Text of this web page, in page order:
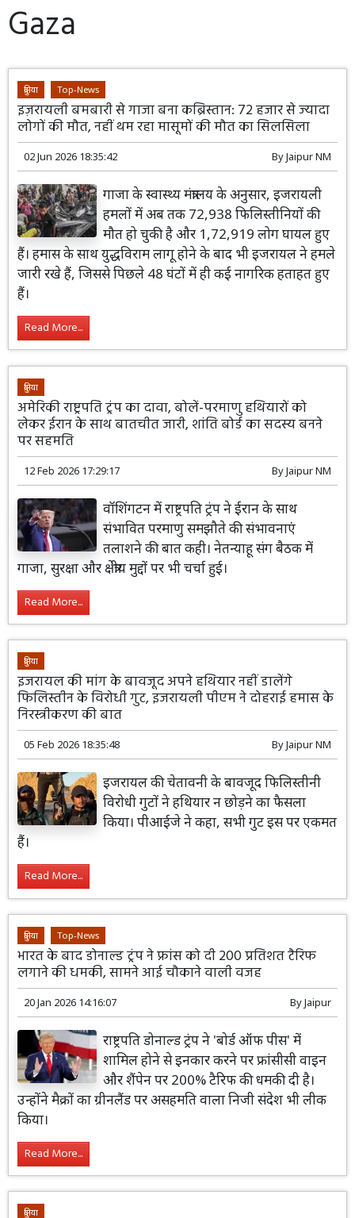
Gaza
दुनिया Top-News
इज़रायली बमबारी से गाजा बना कब्रिस्तान: 72 हजार से ज्यादा
लोगों की मौत, नहीं थम रहा मासूमों की मौत का सिलसिला
02 Jun 2026 18:35:42 ByJaipur NM
गाजा के स्वास्थ्य मंत्रालय के अनुसार, इजरायली
हमलों में अब तक 72,938 फिलिस्तीनियों की
मौत हो चुकी है और 1,72,919 लोग घायल हुए
हैं। हमास के साथ युद्धविराम लागू होने के बाद भी इजरायल ने हमले
जारी रखे हैं, जिससे पिछले 48 घंटों में ही कई नागरिक हताहत हुए
हैं।
Read More...
दुनिया
अमेरिकी राष्ट्रपति ट्रंप का दावा, बोलें-परमाणु हथियारों को
लेकर ईरान के साथ बातचीत जारी, शांति बोर्ड का सदस्य बनने
पर सहमति
12 Feb 2026 17:29:17 ByJaipur NM
वॉशिंगटन में राष्ट्रपति ट्रंप ने ईरान के साथ
संभावित परमाणु समझौते की संभावनाएं
तलाशने की बात कही। नेतन्याहू संग बैठक में
गाजा, सुरक्षा और क्षेत्रीय मुद्दों पर भी चर्चा हुई।
Read More...
दुनिया
इजरायल की मांग के बावजूद अपने हथियार नहीं डालेंगे
फिलिस्तीन के विरोधी गुट, इजरायली पीएम ने दोहराई हमास के
निरस्त्रीकरण की बात
05 Feb 2026 18:35:48 ByJaipur NM
इजरायल की चेतावनी के बावजूद फिलिस्तीनी
विरोधी गुटों ने हथियार न छोड़ने का फैसला
किया। पीआईजे ने कहा, सभी गुट इस पर एकमत
हैं।
Read More...
दुनिया Top-News
भारत के बाद डोनाल्ड ट्रंप ने फ्रांस को दी 200 प्रतिशत टैरिफ
लगाने की धमकी, सामने आई चौकाने वाली वजह
20 Jan 2026 14:16:07 ByJaipur
राष्ट्रपति डोनाल्ड ट्रंप ने 'बोर्ड ऑफ पीस' में
शामिल होने से इनकार करने पर फ्रांसीसी वाइन
और शैंपेन पर 200% टैरिफ की धमकी दी है।
उन्होंने मैक्रों का ग्रीनलैंड पर असहमति वाला निजी संदेश भी लीक
किया।
Read More...
दुनिया